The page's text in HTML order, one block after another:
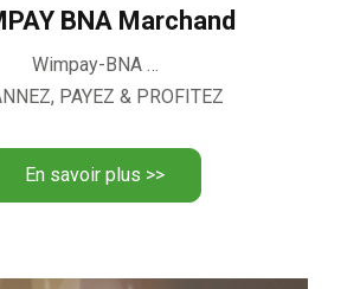
BNA Marchand
Wimpay-BNA …
PAYEZ & PROFITEZ
En savoir plus >>